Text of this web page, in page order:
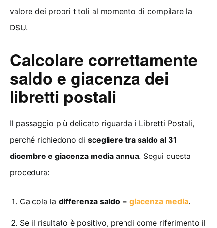
valore dei propri titoli al momento di compilare la
DSU.
Calcolare correttamente
saldo e giacenza dei
libretti postali
Il passaggio più delicato riguarda i Libretti Postali,
perché richiedono di scegliere tra saldo al 31
dicembre e giacenza media annua. Segui questa
procedura:
Calcola la differenza saldo − giacenza media.
Se il risultato è positivo, prendi come riferimento il